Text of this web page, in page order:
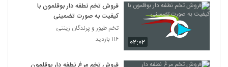
۰۲:۰۲
فروش تخم نطفه دار بوقلمون با
کیفیت به صورت تضمینی
تخم طیور و پرندگان زینتی
۱۱۶ بازدید